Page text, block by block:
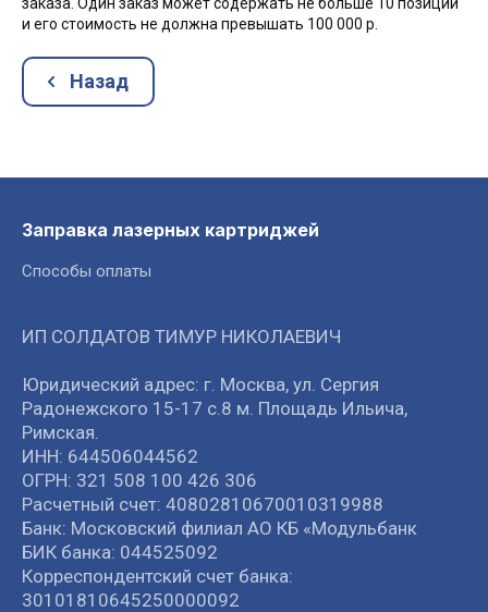
и его стоимость не должна превышать 100 000 р.
Назад
Заправка лазерных картриджей
Способы оплаты
ИП СОЛДАТОВ ТИМУР НИКОЛАЕВИЧ
Юридический адрес: г. Москва, ул. Сергия
Радонежского 15-17 с.8 м. Площадь Ильича,
Римская.
ИНН: 644506044562
ОГРН: 321 508 100 426 306
Расчетный счет: 40802810670010319988
Банк: Московский филиал АО КБ «Модульбанк
БИК банка: 044525092
Корреспондентский счет банка:
30101810645250000092